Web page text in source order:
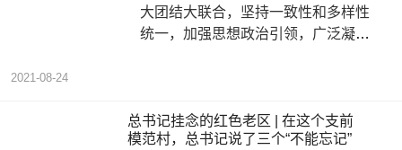
大团结大联合，坚持一致性和多样性
统一，加强思想政治引领，广泛凝聚
2021-08-24
总书记挂念的红色老区 | 在这个支前
模范村，总书记说了三个“不能忘记”